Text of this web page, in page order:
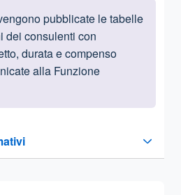
pubblicate le tabelle
dei consulenti con
durata e compenso
alla Funzione